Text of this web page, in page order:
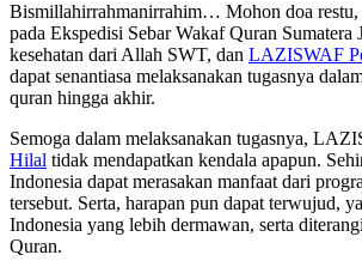
Bismillahirrahmanirrahim… Mohon doa restu,
pada Ekspedisi Sebar Wakaf Quran
kesehatan dari Allah SWT, dan LAZISWAF
dapat senantiasa melaksanakan tugasnya
quran hingga akhir.
Semoga dalam melaksanakan tugasnya,
Hilal tidak mendapatkan kendala apapun.
Indonesia dapat merasakan manfaat dari
tersebut. Serta, harapan pun dapat terwujud,
Indonesia yang lebih dermawan, serta
Quran.